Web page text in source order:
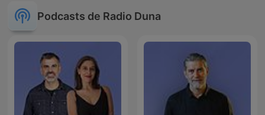
Podcasts de Radio Duna